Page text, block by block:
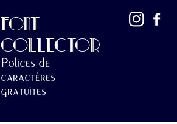
FONT
COLLECTOR
Polices de
caractères
gratuites